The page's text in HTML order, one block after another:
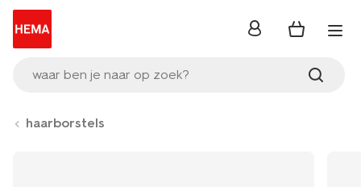
waar ben je naar op zoek?
inloggen
haarborstels